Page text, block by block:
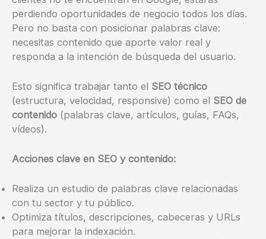
perdiendo oportunidades de negocio todos los días.
Pero no basta con posicionar palabras clave:
necesitas contenido que aporte valor real y
responda a la intención de búsqueda del usuario.
Esto significa trabajar tanto el SEO técnico
(estructura, velocidad, responsive) como el SEO de
contenido (palabras clave, artículos, guías, FAQs,
vídeos).
Acciones clave en SEO y contenido:
Realiza un estudio de palabras clave relacionadas
con tu sector y tu público.
Optimiza títulos, descripciones, cabeceras y URLs
para mejorar la indexación.